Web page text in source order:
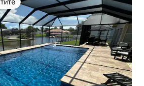
„Омилени на гостите“